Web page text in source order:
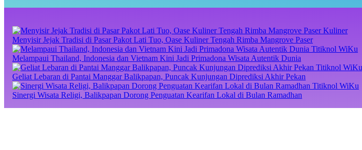
Kuliner
Menyisir Jejak Tradisi di Pasar Pakot Lati Tuo, Oase Kuliner Tengah Rimba Mangrove Paser
Titiknol WiKu
Melampaui Thailand, Indonesia dan Vietnam Kini Jadi Primadona Wisata Autentik Dunia
Titiknol WiKu
Geliat Lebaran di Pantai Manggar Balikpapan, Puncak Kunjungan Diprediksi Akhir Pekan
Titiknol WiKu
Sinergi Wisata Religi, Balikpapan Dorong Penguatan Kearifan Lokal di Bulan Ramadhan